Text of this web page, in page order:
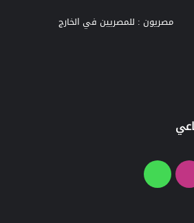
مصريون : للمصريين في الخارج
انستقرامواتساب